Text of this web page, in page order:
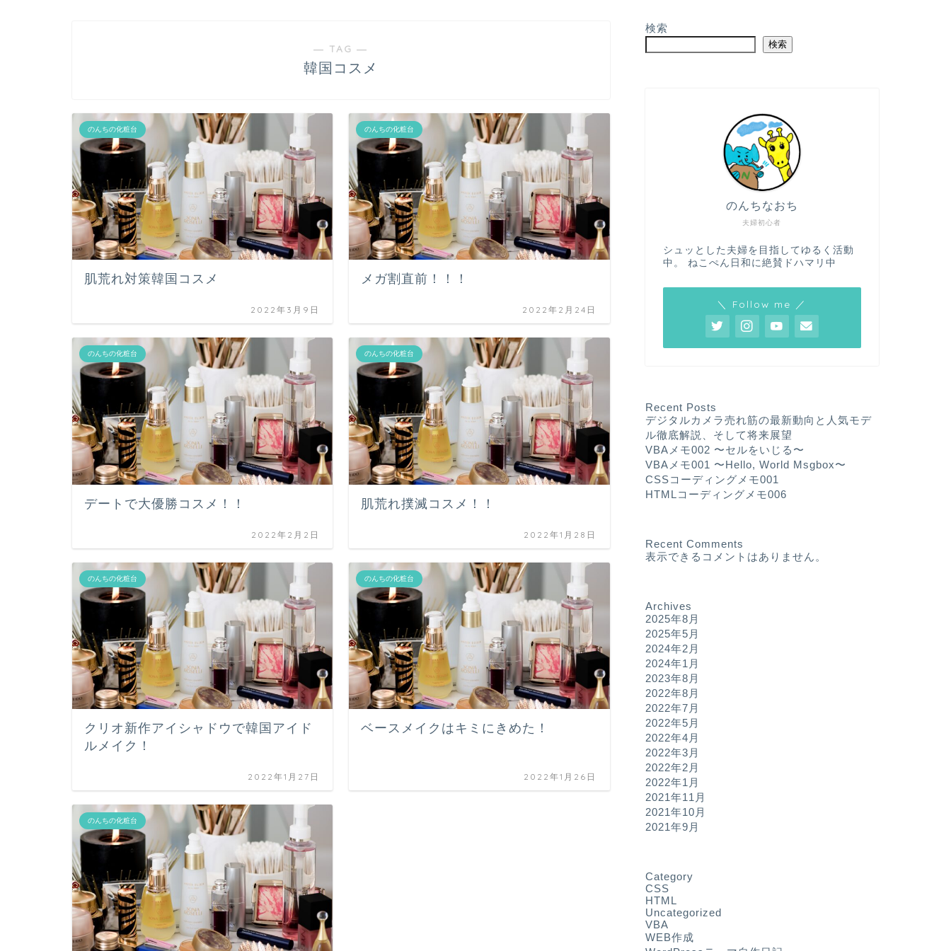
― TAG ―
韓国コスメ
のんちの化粧台
肌荒れ対策韓国コスメ
2022年3月9日
のんちの化粧台
メガ割直前！！！
2022年2月24日
のんちの化粧台
デートで大優勝コスメ！！
2022年2月2日
のんちの化粧台
肌荒れ撲滅コスメ！！
2022年1月28日
のんちの化粧台
クリオ新作アイシャドウで韓国アイド
ルメイク！
2022年1月27日
のんちの化粧台
ベースメイクはキミにきめた！
2022年1月26日
のんちの化粧台
検索
検索
夫婦初心者
のんちなおち
シュッとした夫婦を目指してゆるく活動
中。 ねこぺん日和に絶賛ドハマリ中
＼ Follow me ／
Recent Posts
デジタルカメラ売れ筋の最新動向と人気モデ
ル徹底解説、そして将来展望
VBAメモ002 〜セルをいじる〜
VBAメモ001 〜Hello, World Msgbox〜
CSSコーディングメモ001
HTMLコーディングメモ006
Recent Comments
表示できるコメントはありません。
Archives
2025年8月
2025年5月
2024年2月
2024年1月
2023年8月
2022年8月
2022年7月
2022年5月
2022年4月
2022年3月
2022年2月
2022年1月
2021年11月
2021年10月
2021年9月
Category
CSS
HTML
Uncategorized
VBA
WEB作成